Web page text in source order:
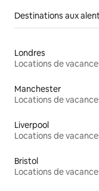
Destinations aux
Londres
Locations de
Manchester
Locations de
Liverpool
Locations de
Bristol
Locations de